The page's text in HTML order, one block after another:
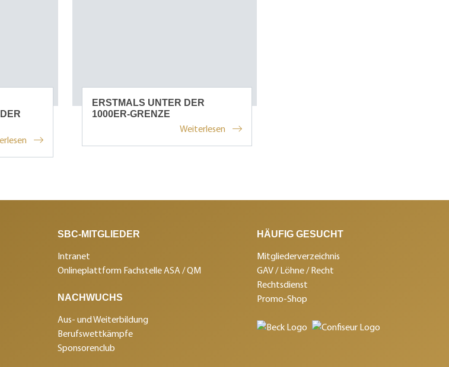
ERSTMALS UNTER DER
1000ER-GRENZE
Weiterlesen
SBC-MITGLIEDER
Intranet
Onlineplattform Fachstelle ASA / QM
NACHWUCHS
Aus- und Weiterbildung
Berufswettkämpfe
Sponsorenclub
HÄUFIG GESUCHT
Mitgliederverzeichnis
GAV / Löhne / Recht
Rechtsdienst
Promo-Shop